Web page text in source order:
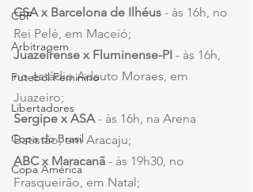
CBF
Arbitragem
Futebol Feminino
Libertadores
Copa do Brasil
Copa América
CSA x Barcelona de Ilhéus - às 16h, no
Rei Pelé, em Maceió;
Juazeirense x Fluminense-PI - às 16h,
no estádio Adauto Moraes, em
Juazeiro;
Sergipe x ASA - às 16h, na Arena
Batistão, em Aracaju;
ABC x Maracanã - às 19h30, no
Frasqueirão, em Natal;